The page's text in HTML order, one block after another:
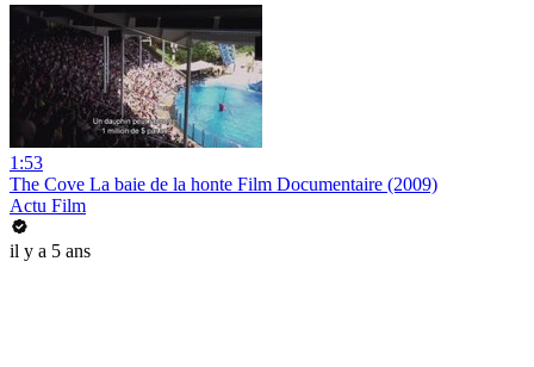
1:53
The Cove La baie de la honte Film Documentaire (2009)
Actu Film
il y a 5 ans